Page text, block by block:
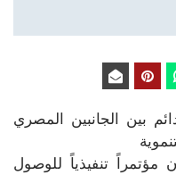
بين الجانبين المصري
مؤتمراً تنفيذياً للوصول